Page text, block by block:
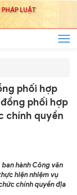
LUẬT
phối hợp
phối hợp
chính quyền
hành Công văn
hiện nhiệm vụ
chính quyền địa